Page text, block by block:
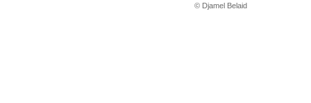
© Djamel Belaid